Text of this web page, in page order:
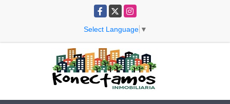
Facebook
X Instagram
Select Language ▼